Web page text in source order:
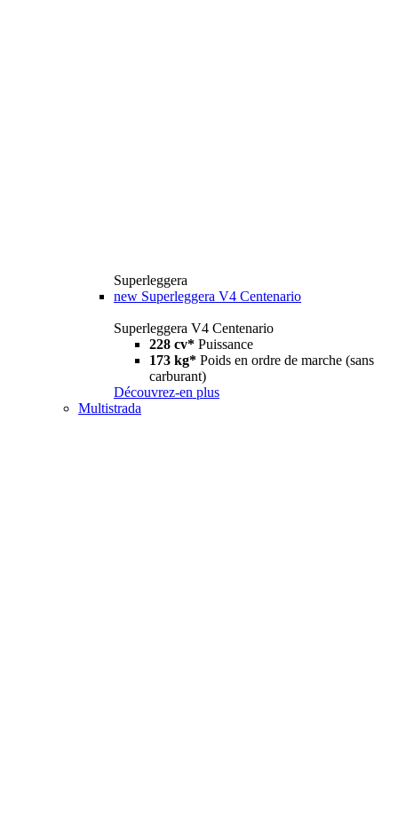
Superleggera
new Superleggera V4 Centenario
Superleggera V4 Centenario
228 cv* Puissance
173 kg* Poids en ordre de marche (sans
carburant)
Découvrez-en plus
Multistrada